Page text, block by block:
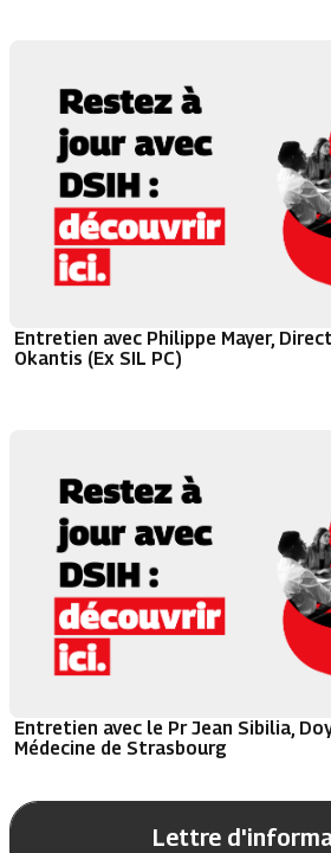
Entretien avec Philippe Mayer,
Okantis (Ex SIL PC)
Entretien avec le Pr Jean Sibilia,
Médecine de Strasbourg
Lettre